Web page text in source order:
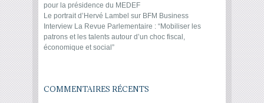
pour la présidence du MEDEF
Le portrait d’Hervé Lambel sur BFM Business
Interview La Revue Parlementaire : “Mobiliser les
patrons et les talents autour d’un choc fiscal,
économique et social”
COMMENTAIRES RÉCENTS